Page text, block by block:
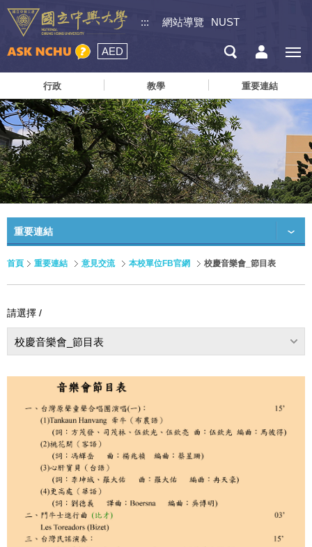
::: 網站導覽 NUST
AED
行政 教學 重要連結
重要連結
首頁 重要連結 意見交流 本校單位FB官網 校慶音樂會_節目表
請選擇 /
校慶音樂會_節目表